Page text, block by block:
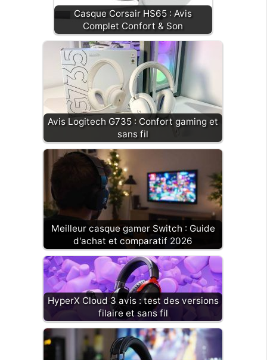
Casque Corsair HS65 : Avis
Complet Confort & Son
Avis Logitech G735 : Confort gaming et
sans fil
Meilleur casque gamer Switch : Guide
d'achat et comparatif 2026
HyperX Cloud 3 avis : test des versions
filaire et sans fil